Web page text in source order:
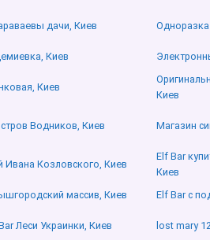
дачи, Киев Одноразка
Киев
Киев
Киев
Водников, Киев Магазин
Ивана Козловского, Киев
Elf Bar
Киев
массив, Киев
Elf Bar с
Леси Украинки, Киев lost mary